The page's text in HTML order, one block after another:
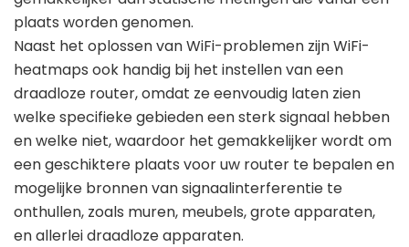
plaats worden genomen.
Naast het oplossen van WiFi-problemen zijn WiFi-
heatmaps ook handig bij het instellen van een
draadloze router, omdat ze eenvoudig laten zien
welke specifieke gebieden een sterk signaal hebben
en welke niet, waardoor het gemakkelijker wordt om
een geschiktere plaats voor uw router te bepalen en
mogelijke bronnen van signaalinterferentie te
onthullen, zoals muren, meubels, grote apparaten,
en allerlei draadloze apparaten.